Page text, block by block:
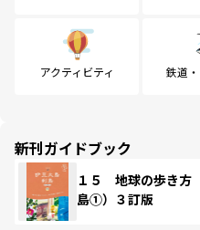
アクティビティ 鉄道
新刊ガイドブック
１５ 地球の歩き
島①）３訂版